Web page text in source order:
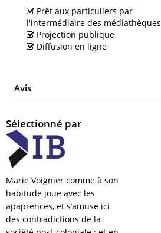
Prêt aux particuliers par
l'intermédiaire des médiathèques
Projection publique
Diffusion en ligne
Avis
Sélectionné par
Marie Voignier comme à son
habitude joue avec les
apaprences, et s’amuse ici
des contradictions de la